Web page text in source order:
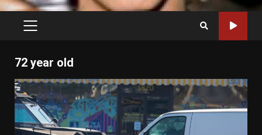
PRIMARY
72 year old